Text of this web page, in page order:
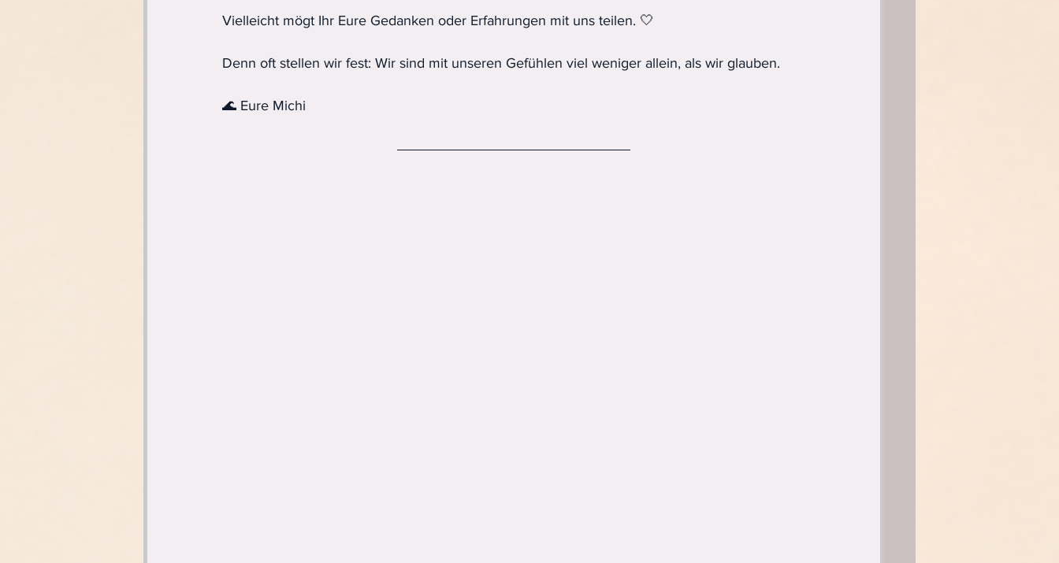
Vielleicht mögt Ihr Eure Gedanken oder Erfahrungen mit uns teilen. 🤍
Denn oft stellen wir fest: Wir sind mit unseren Gefühlen viel weniger allein, als wir glauben.
🌊 Eure Michi